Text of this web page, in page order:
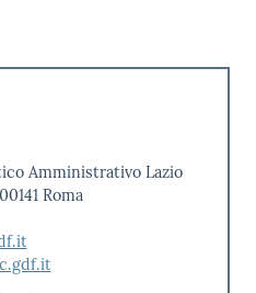
Amministrativo Lazio
Roma